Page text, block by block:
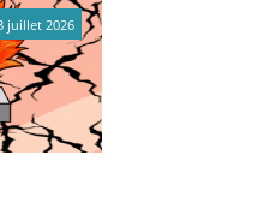
juillet 2026